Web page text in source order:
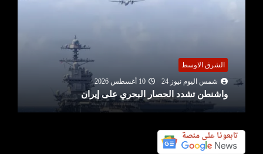
الشرق الاوسط
شمس اليوم نيوز 24
10 أغسطس 2026
واشنطن تشدد الحصار البحري على إيران